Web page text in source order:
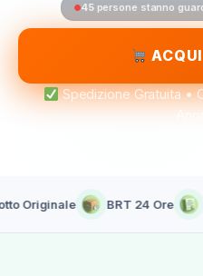
45persone stanno
Spedizione Gratuita •
BRT 24 Ore